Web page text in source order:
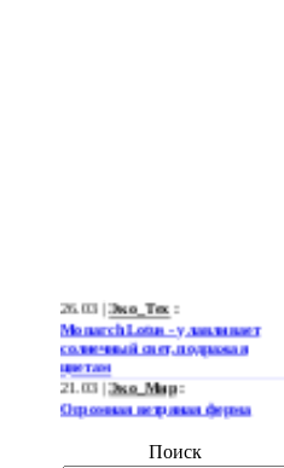
Monarch Lotus - улавливает
солнечный свет, подражая
цветам
21.03 |Эко_Мир
Огромная ветряная ферма
позволит Южной Корее
Эко_Мир:
Поиск